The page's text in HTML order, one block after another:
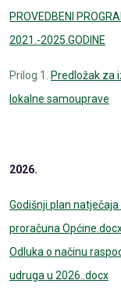
PROVEDBENI
2021.-2025.GODINE
Prilog 1.
Predložak za
lokalne samouprave
2026.
Godišnji plan
proračuna
Odluka o načinu
udruga u 2026..docx